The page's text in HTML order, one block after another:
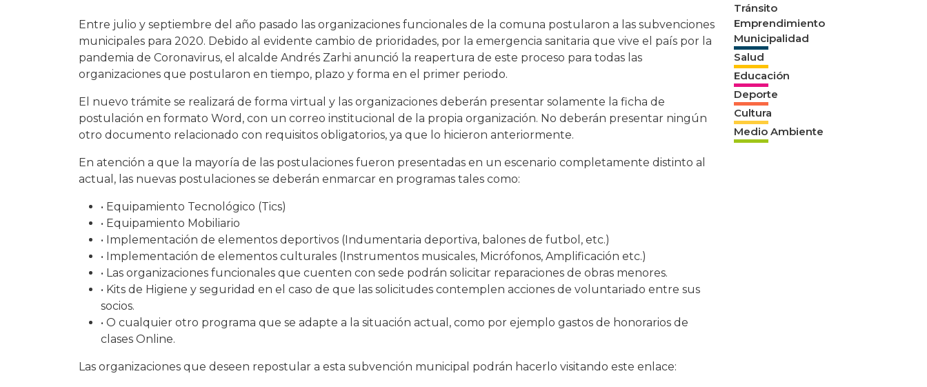
Entre julio y septiembre del año pasado las organizaciones funcionales de la comuna postularon a las subvenciones
municipales para 2020. Debido al evidente cambio de prioridades, por la emergencia sanitaria que vive el país por la
pandemia de Coronavirus, el alcalde Andrés Zarhi anunció la reapertura de este proceso para todas las
organizaciones que postularon en tiempo, plazo y forma en el primer periodo.
El nuevo trámite se realizará de forma virtual y las organizaciones deberán presentar solamente la ficha de
postulación en formato Word, con un correo institucional de la propia organización. No deberán presentar ningún
otro documento relacionado con requisitos obligatorios, ya que lo hicieron anteriormente.
En atención a que la mayoría de las postulaciones fueron presentadas en un escenario completamente distinto al
actual, las nuevas postulaciones se deberán enmarcar en programas tales como:
• Equipamiento Tecnológico (Tics)
• Equipamiento Mobiliario
• Implementación de elementos deportivos (Indumentaria deportiva, balones de futbol, etc.)
• Implementación de elementos culturales (Instrumentos musicales, Micrófonos, Amplificación etc.)
• Las organizaciones funcionales que cuenten con sede podrán solicitar reparaciones de obras menores.
• Kits de Higiene y seguridad en el caso de que las solicitudes contemplen acciones de voluntariado entre sus
socios.
• O cualquier otro programa que se adapte a la situación actual, como por ejemplo gastos de honorarios de
clases Online.
Las organizaciones que deseen repostular a esta subvención municipal podrán hacerlo visitando este enlace:
Tránsito
Emprendimiento
Municipalidad
Salud
Educación
Deporte
Cultura
Medio Ambiente